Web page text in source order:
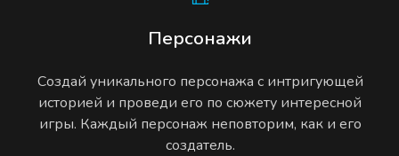
Персонажи
Создай уникального персонажа с интригующей
историей и проведи его по сюжету интересной
игры. Каждый персонаж неповторим, как и его
создатель.